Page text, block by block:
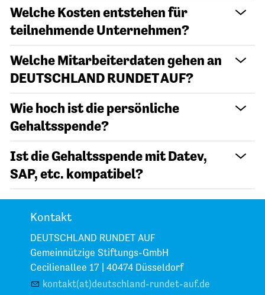
Welche Kosten entstehen für
teilnehmende Unternehmen?
Welche Mitarbeiterdaten gehen an
DEUTSCHLAND RUNDET AUF?
Wie hoch ist die persönliche
Gehaltsspende?
Ist die Gehaltsspende mit Datev,
SAP, etc. kompatibel?
Kontakt
DEUTSCHLAND RUNDET AUF
Gemeinnützige Stiftungs-GmbH
Cecilienallee 17 | 40474 Düsseldorf
kontakt(at)deutschland-rundet-auf.de